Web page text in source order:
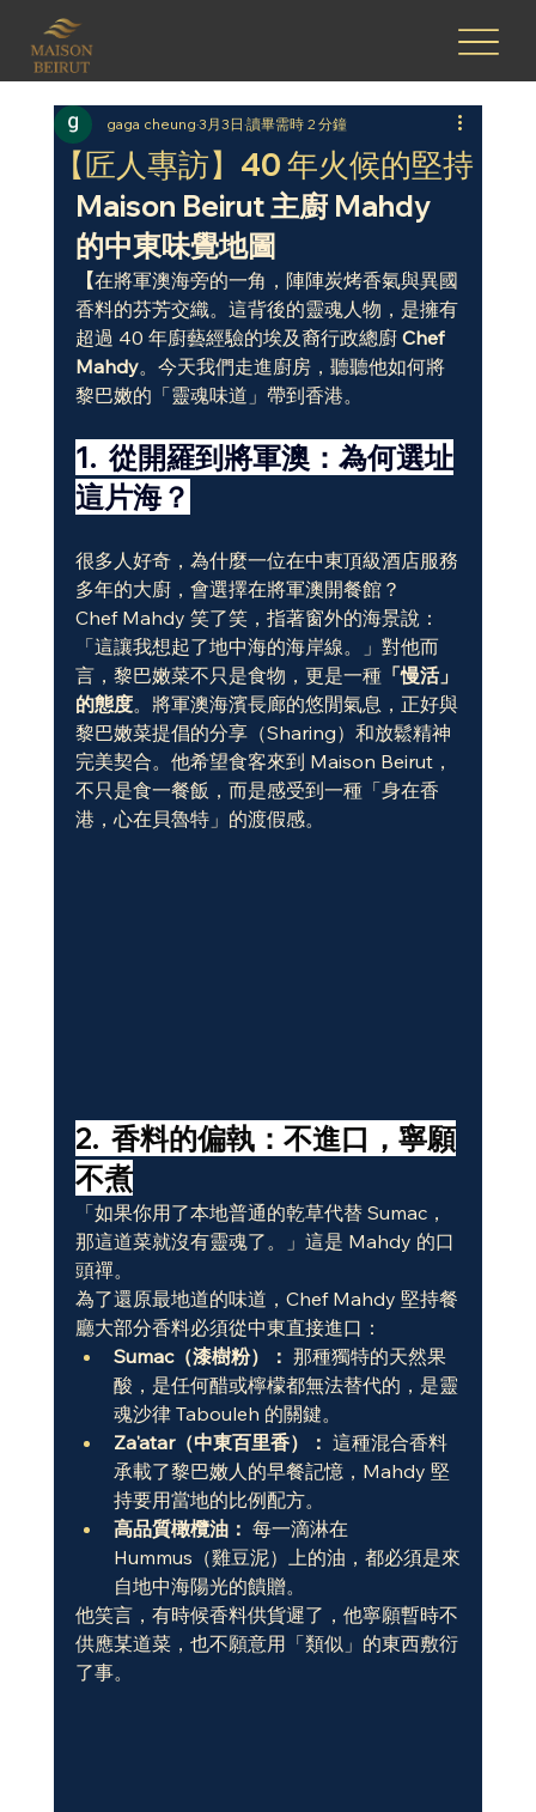
【匠人專訪】40 年火候的堅持
gaga cheung3月3日 讀畢需時 2 分鐘
Maison Beirut 主廚 Mahdy
的中東味覺地圖
【在將軍澳海旁的一角，陣陣炭烤香氣與異國
香料的芬芳交織。這背後的靈魂人物，是擁有
超過 40 年廚藝經驗的埃及裔行政總廚 Chef
Mahdy。今天我們走進廚房，聽聽他如何將
黎巴嫩的「靈魂味道」帶到香港。
1.  從開羅到將軍澳：為何選址
這片海？
很多人好奇，為什麼一位在中東頂級酒店服務
多年的大廚，會選擇在將軍澳開餐館？
Chef Mahdy 笑了笑，指著窗外的海景說：
「這讓我想起了地中海的海岸線。」對他而
言，黎巴嫩菜不只是食物，更是一種「慢活」
的態度。將軍澳海濱長廊的悠閒氣息，正好與
黎巴嫩菜提倡的分享（Sharing）和放鬆精神
完美契合。他希望食客來到 Maison Beirut，
不只是食一餐飯，而是感受到一種「身在香
港，心在貝魯特」的渡假感。
2.  香料的偏執：不進口，寧願
不煮
「如果你用了本地普通的乾草代替 Sumac，
那這道菜就沒有靈魂了。」這是 Mahdy 的口
頭禪。
為了還原最地道的味道，Chef Mahdy 堅持餐
廳大部分香料必須從中東直接進口：
Sumac（漆樹粉）： 那種獨特的天然果
酸，是任何醋或檸檬都無法替代的，是靈
魂沙律 Tabouleh 的關鍵。
Za'atar（中東百里香）： 這種混合香料
承載了黎巴嫩人的早餐記憶，Mahdy 堅
持要用當地的比例配方。
高品質橄欖油： 每一滴淋在
Hummus（雞豆泥）上的油，都必須是來
自地中海陽光的饋贈。
他笑言，有時候香料供貨遲了，他寧願暫時不
供應某道菜，也不願意用「類似」的東西敷衍
了事。